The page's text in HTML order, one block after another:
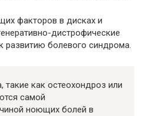
факторов в дисках и
дистрофические
развитию болевого синдрома.
такие как остеохондроз или
самой
ноющих болей в